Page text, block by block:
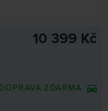
10 399 Kč
DOPRAVA ZDARMA